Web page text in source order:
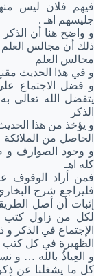
فيهم فلان ليس
جليسهم اهـ .
و واضح هنا أن الذكر
ذلك أن مجالس
مجالس العلم
و في هذا الحديث
و فضل الاجتماع
يتفضل الله تعالى
الذكر
و يؤخذ من هذا
الحاصل من
و وجود الصوارف و
كله اهـ
فمن أراد الوقوف
إثبات أن أصل
لكل من زاول كتب
الإجتماع في
الظهيرة في كل
و العِياذُ بالله … و
كل ما يشغلنا عن